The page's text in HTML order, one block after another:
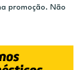
promoção. Não